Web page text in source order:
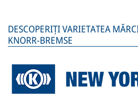
DESCOPERIȚI VARIETATEA
KNORR-BREMSE